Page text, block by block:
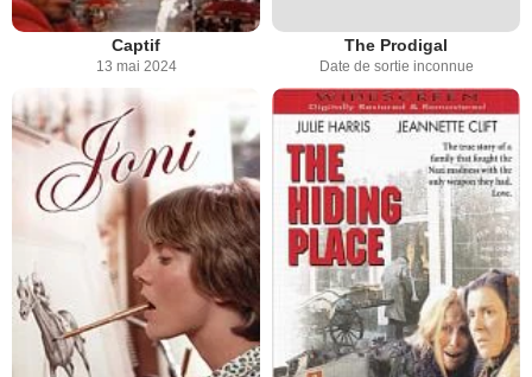
Captif
13 mai 2024
The Prodigal
Date de sortie inconnue